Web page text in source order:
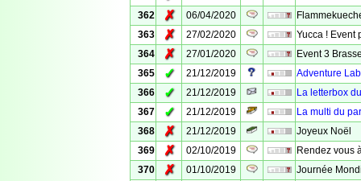
362
✗ 06/04/2020
363
✗ 27/02/2020
Yucca ! Event
364
✗ 27/01/2020
Event 3
365
✓ 21/12/2019
Adventure
366
✓ 21/12/2019
La letterbox
367
✓ 21/12/2019
La multi du
368
✗ 21/12/2019
Joyeux Noël
369
✗ 02/10/2019
Rendez vous
370
✗ 01/10/2019
Journée